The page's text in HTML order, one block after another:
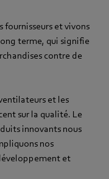
fournisseurs et vivons
terme, qui signifie
contre de
et les
sur la qualité. Le
innovants nous
nos
et